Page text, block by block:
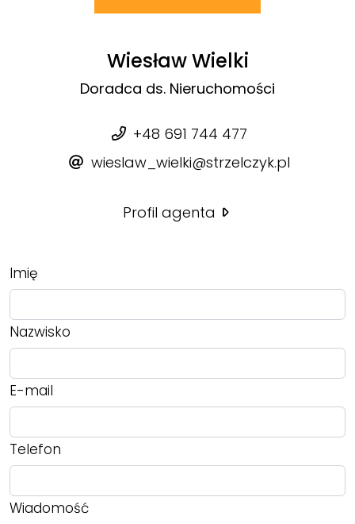
Wiesław Wielki
Doradca ds. Nieruchomości
+48 691 744 477
wieslaw_wielki@strzelczyk.pl
Profil agenta
Imię
Nazwisko
E-mail
Telefon
Wiadomość